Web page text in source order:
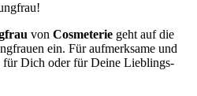
von Cosmeterie geht auf die
ein. Für aufmerksame und
für Dich oder für Deine Lieblings-